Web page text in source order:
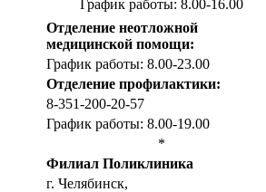
График работы: 8.00-16.00
Отделение неотложной
медицинской помощи:
График работы: 8.00-23.00
Отделение профилактики:
8-351-200-20-57
График работы: 8.00-19.00
*
Филиал Поликлиника
г. Челябинск,